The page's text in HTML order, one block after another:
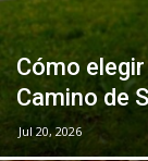
Cómo
Camino de
Jul 20, 2026